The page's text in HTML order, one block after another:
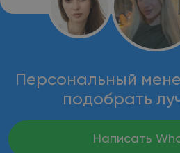
Персональный
подобрать
Написать